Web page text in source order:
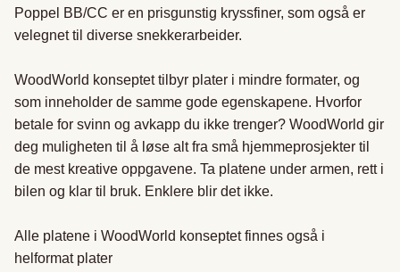
Poppel BB/CC er en prisgunstig kryssfiner, som også er
velegnet til diverse snekkerarbeider.
WoodWorld konseptet tilbyr plater i mindre formater, og
som inneholder de samme gode egenskapene. Hvorfor
betale for svinn og avkapp du ikke trenger? WoodWorld gir
deg muligheten til å løse alt fra små hjemmeprosjekter til
de mest kreative oppgavene. Ta platene under armen, rett i
bilen og klar til bruk. Enklere blir det ikke.
Alle platene i WoodWorld konseptet finnes også i
helformat plater